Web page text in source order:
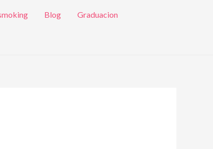
Blog Graduacion